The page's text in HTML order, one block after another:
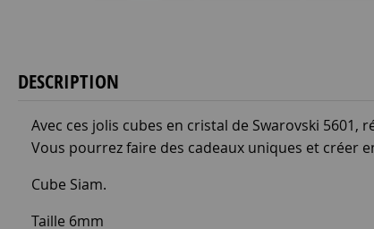
DESCRIPTION
Avec ces jolis cubes en cristal de Swarovski
Vous pourrez faire des cadeaux uniques et créer
Cube Siam.
Taille 6mm